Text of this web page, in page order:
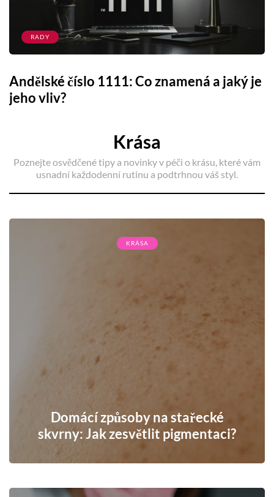
RADY
Andělské číslo 1111: Co znamená a jaký je
jeho vliv?
Krása
Poznejte osvědčené tipy a novinky v péči o krásu, které vám
usnadní každodenní rutinu a podtrhnou váš styl.
KRÁSA
Domácí způsoby na stařecké
skvrny: Jak zesvětlit pigmentaci?